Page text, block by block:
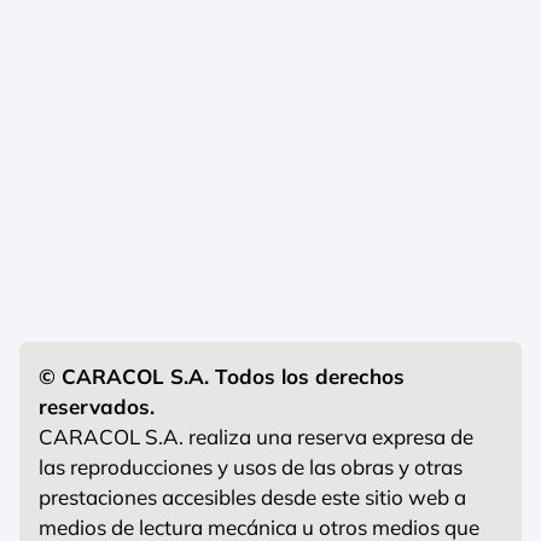
© CARACOL S.A. Todos los derechos
reservados.
CARACOL S.A. realiza una reserva expresa de
las reproducciones y usos de las obras y otras
prestaciones accesibles desde este sitio web a
medios de lectura mecánica u otros medios que